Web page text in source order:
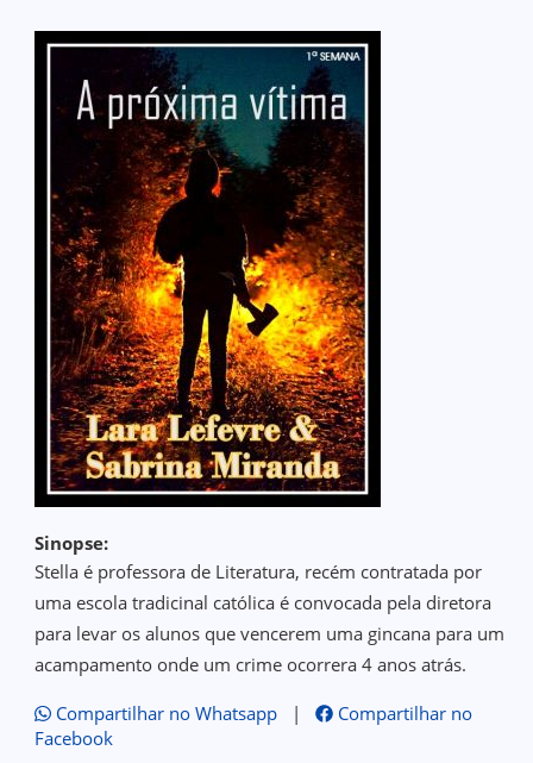
Sinopse:
Stella é professora de Literatura, recém contratada por
uma escola tradicinal católica é convocada pela diretora
para levar os alunos que vencerem uma gincana para um
acampamento onde um crime ocorrera 4 anos atrás.
Compartilhar no Whatsapp|
Compartilhar no
Facebook